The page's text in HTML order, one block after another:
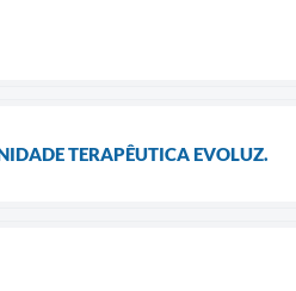
TERAPÊUTICA EVOLUZ.